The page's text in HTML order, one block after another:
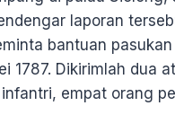
laporan
bantuan
1787. Dikirimlah dua
empat orang